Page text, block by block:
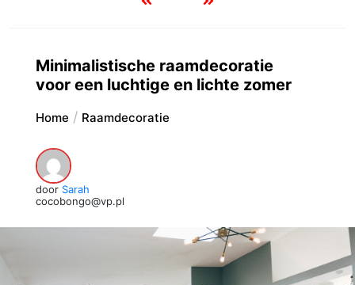
Minimalistische raamdecoratie
voor een luchtige en lichte zomer
Home Raamdecoratie
door Sarah
cocobongo@vp.pl